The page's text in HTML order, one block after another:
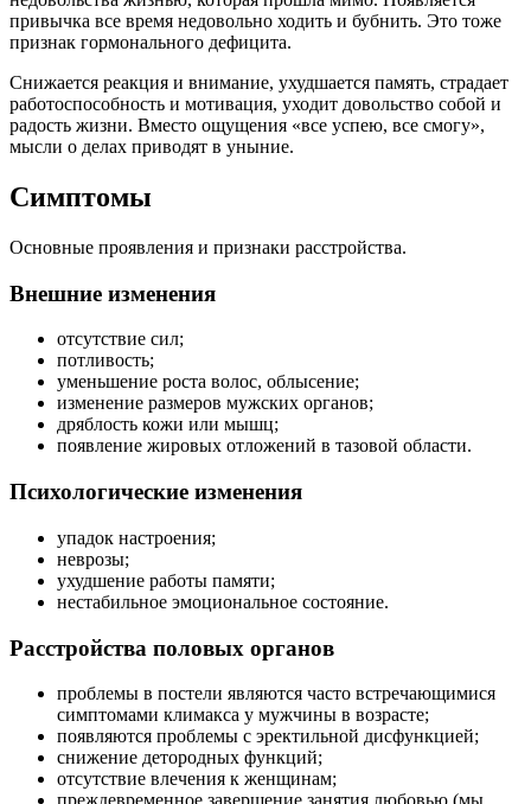
привычка все время недовольно ходить и бубнить. Это тоже
признак гормонального дефицита.
Снижается реакция и внимание, ухудшается память, страдает
работоспособность и мотивация, уходит довольство собой и
радость жизни. Вместо ощущения «все успею, все смогу»,
мысли о делах приводят в уныние.
Симптомы
Основные проявления и признаки расстройства.
Внешние изменения
отсутствие сил;
потливость;
уменьшение роста волос, облысение;
изменение размеров мужских органов;
дряблость кожи или мышц;
появление жировых отложений в тазовой области.
Психологические изменения
упадок настроения;
неврозы;
ухудшение работы памяти;
нестабильное эмоциональное состояние.
Расстройства половых органов
проблемы в постели являются часто встречающимися
симптомами климакса у мужчины в возрасте;
появляются проблемы с эректильной дисфункцией;
снижение детородных функций;
отсутствие влечения к женщинам;